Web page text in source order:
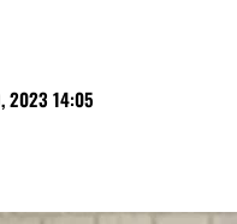
2023 14:05